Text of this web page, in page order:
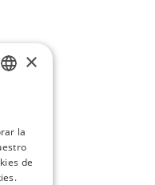
×
la
de